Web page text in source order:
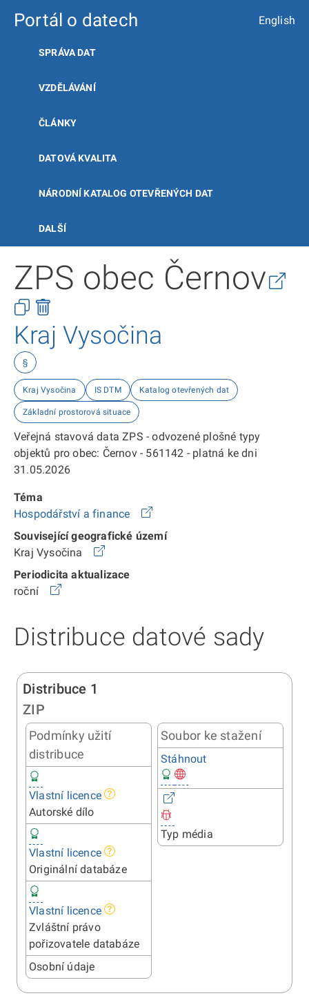
Portál o datech English
SPRÁVA DAT
VZDĚLÁVÁNÍ
ČLÁNKY
DATOVÁ KVALITA
NÁRODNÍ KATALOG OTEVŘENÝCH DAT
DALŠÍ
ZPS obec Černov
Kraj Vysočina
§
Kraj Vysočina IS DTM Katalog otevřených dat
Základní prostorová situace
Veřejná stavová data ZPS - odvozené plošné typy
objektů pro obec: Černov - 561142 - platná ke dni
31.05.2026
Téma
Hospodářství a finance
Související geografické území
Kraj Vysočina
Periodicita aktualizace
roční
Distribuce datové sady
Distribuce 1
ZIP
Podmínky užití
distribuce
Vlastní licence
Autorské dílo
Vlastní licence
Originální databáze
Vlastní licence
Zvláštní právo
pořizovatele databáze
Osobní údaje
Soubor ke stažení
Stáhnout
Typ média